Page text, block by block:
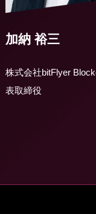
加納 裕三
株式会社bitFlyer
表取締役